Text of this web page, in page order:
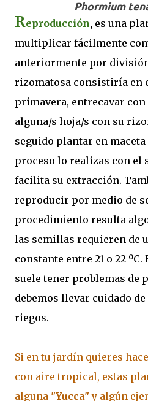
Phormium
Reproducción, es una
multiplicar fácilmente
anteriormente por
rizomatosa consistiría en
primavera, entrecavar con
alguna/s hoja/s con su
seguido plantar en
proceso lo realizas con el
facilita su extracción.
reproducir por medio de
procedimiento resulta
las semillas requieren de
constante entre 21 o 22
suele tener problemas de
debemos llevar cuidado
riegos.
Si en tu jardín quieres
con aire tropical, estas
alguna "Yucca"y algún